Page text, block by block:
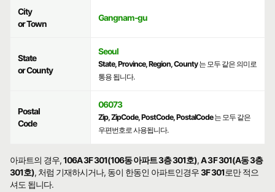
City
or Town
Gangnam-gu
State
or County
Seoul
State, Province, Region, County는 모두 같은 의미로
통용 됩니다.
Postal
Code
06073
Zip, ZipCode, PostCode, PostalCode는 모두 같은
우편번호로 사용됩니다.
아파트의 경우,106A 3F 301(106동 아파트 3층 301호),A 3F 301(A동 3층
301호), 처럼 기재하시거나, 동이 한동인 아파트인경우3F 301로만 적으
셔도 됩니다.